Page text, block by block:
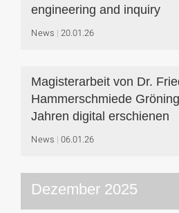
engineering and inquiry
News 20.01.26
Magisterarbeit von Dr.
Hammerschmiede
Jahren digital erschienen
News 06.01.26
Dezember 2025